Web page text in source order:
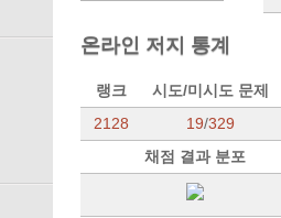
온라인 저지 통계
랭크
시도/미시도 문제
2128
19/329
채점 결과 분포